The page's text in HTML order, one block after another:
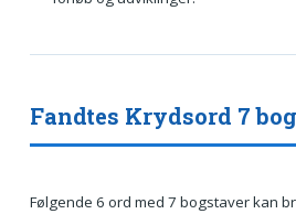
Fandtes Krydsord 7
Følgende 6 ord med 7 bogstaver kan